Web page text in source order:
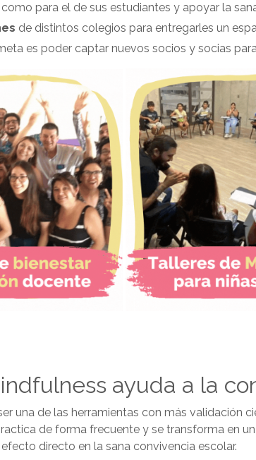
para el de sus estudiantes y apoyar la
de distintos colegios para entregarles un
es poder captar nuevos socios y socias
ayuda a la
una de las herramientas con más validación
de forma frecuente y se transforma en
directo en la sana convivencia escolar.